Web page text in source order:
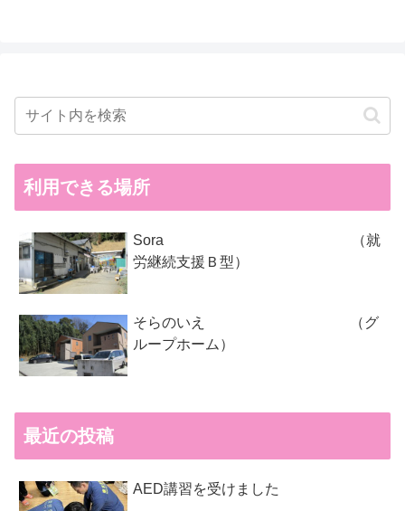
利用できる場所
Sora （就
労継続支援Ｂ型）
そらのいえ （グ
ループホーム）
最近の投稿
AED講習を受けました